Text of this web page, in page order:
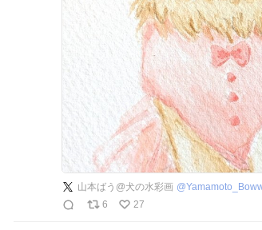
山本ばう@犬の水彩画 @
6
27